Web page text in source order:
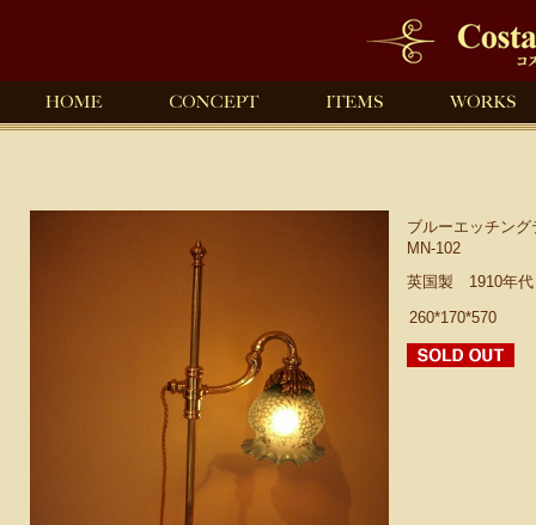
ブルーエッチン
MN-102
英国製 1910年
260*170*570